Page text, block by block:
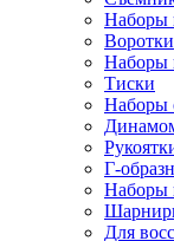
Наборы
Воротки
Наборы
Тиски
Наборы
Г-
Наборы
Для